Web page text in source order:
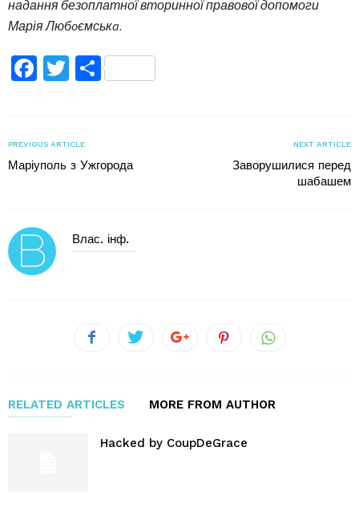
надання безоплатної вторинної правової допомоги
Марія Любoємськa.
Facebook
TwitterПоділитися
PREVIOUS ARTICLE
Маріуполь з Ужгорода
NEXT ARTICLE
Заворушилися перед
шабашем
Влас. інф.
RELATED ARTICLES MORE FROM AUTHOR
Hacked by CoupDeGrace